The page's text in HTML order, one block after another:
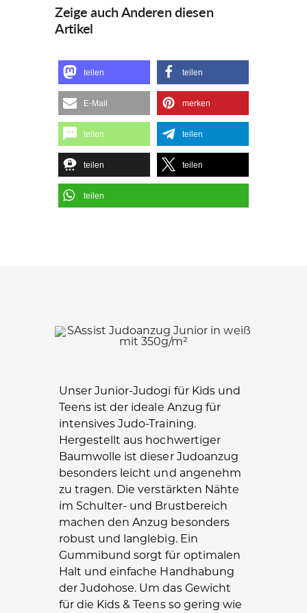
Zeige auch Anderen diesen
Artikel
teilen teilen
E-Mail merken
teilen teilen
teilen teilen
teilen
Unser Junior-Judogi für Kids und
Teens ist der ideale Anzug für
intensives Judo-Training.
Hergestellt aus hochwertiger
Baumwolle ist dieser Judoanzug
besonders leicht und angenehm
zu tragen. Die verstärkten Nähte
im Schulter- und Brustbereich
machen den Anzug besonders
robust und langlebig. Ein
Gummibund sorgt für optimalen
Halt und einfache Handhabung
der Judohose. Um das Gewicht
für die Kids & Teens so gering wie